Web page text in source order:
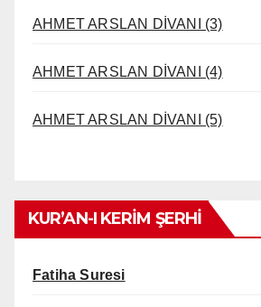
AHMET ARSLAN DİVANI (3)
AHMET ARSLAN DİVANI (4)
AHMET ARSLAN DİVANI (5)
KUR’AN-I KERİM ŞERHİ
Fatiha Suresi